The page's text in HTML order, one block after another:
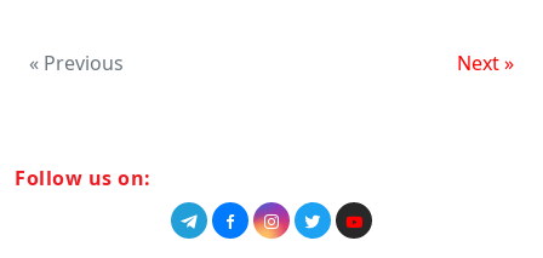
« Previous Next »
Follow us on: